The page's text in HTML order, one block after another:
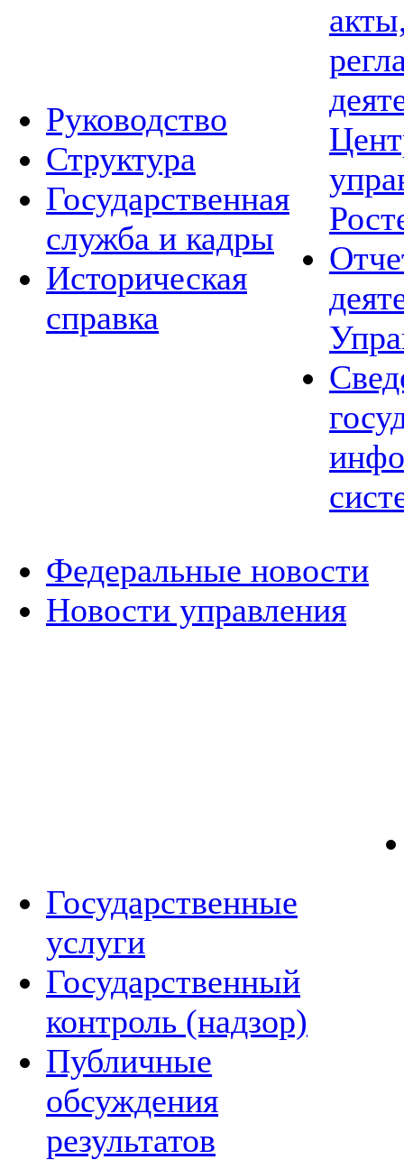
Руководство
Структура
Государственная
служба и кадры
Историческая
справка
Федеральные новости
Новости управления
Государственные
услуги
Государственный
контроль (надзор)
Публичные
обсуждения
результатов